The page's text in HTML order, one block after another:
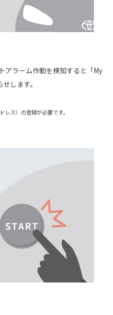
アラーム作動を検知すると「My
します。
レス）の登録が必要です。